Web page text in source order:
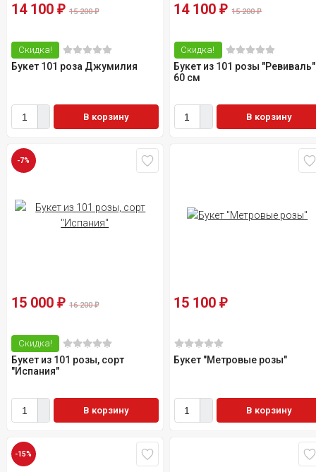
14 100 ₽ 15 200₽
Скидка!
Букет 101 роза Джумилия
В корзину
14 100₽ 15 200₽
Скидка!
Букет из 101 розы "Ревиваль"
60 см
В корзину
-7%
15 000 ₽ 16 200₽
Скидка!
Букет из 101 розы, сорт
"Испания"
В корзину
15 100₽
Букет "Метровые розы"
В корзину
-15%